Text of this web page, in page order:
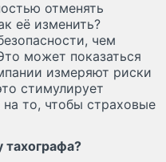
отменять
её изменить?
чем
может показаться
измеряют риски
стимулирует
то, чтобы страховые
тахографа?